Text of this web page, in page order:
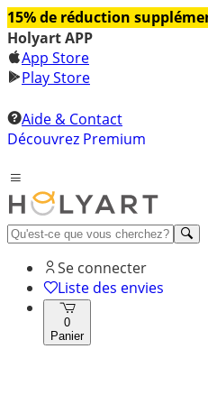
15% de réduction
Holyart APP
App Store
Play Store
Aide & Contact
Découvrez Premium
Se connecter
Liste des envies
0
Panier